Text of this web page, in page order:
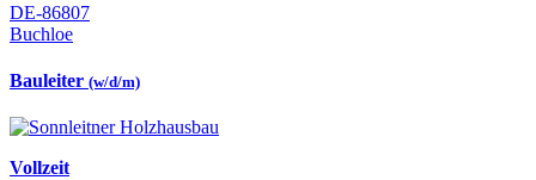
DE-86807
Buchloe
Bauleiter (w/d/m)
Vollzeit